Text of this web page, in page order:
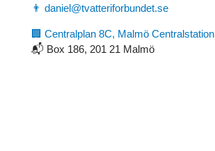
👨 daniel@tvatteriforbundet.se
🏢 Centralplan 8C, Malmö Centralstation
📬 Box 186, 201 21 Malmö